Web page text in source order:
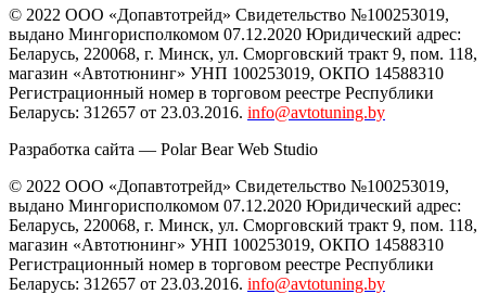
© 2022 ООО «Допавтотрейд» Свидетельство №100253019,
выдано Мингорисполкомом 07.12.2020 Юридический адрес:
Беларусь, 220068, г. Минск, ул. Сморговский тракт 9, пом. 118,
магазин «Автотюнинг» УНП 100253019, ОКПО 14588310
Регистрационный номер в торговом реестре Республики
Беларусь: 312657 от 23.03.2016. info@avtotuning.by
Разработка сайта — Polar Bear Web Studio
© 2022 ООО «Допавтотрейд» Свидетельство №100253019,
выдано Мингорисполкомом 07.12.2020 Юридический адрес:
Беларусь, 220068, г. Минск, ул. Сморговский тракт 9, пом. 118,
магазин «Автотюнинг» УНП 100253019, ОКПО 14588310
Регистрационный номер в торговом реестре Республики
Беларусь: 312657 от 23.03.2016. info@avtotuning.by